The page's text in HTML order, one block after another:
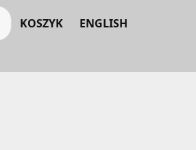
KOSZYK ENGLISH